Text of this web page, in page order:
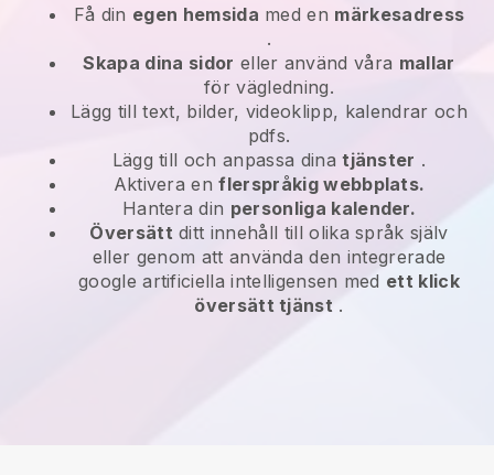
Få din egen hemsida med en märkesadress
.
Skapa dina sidor eller använd våra mallar
för vägledning.
Lägg till text, bilder, videoklipp, kalendrar och
pdfs.
Lägg till och anpassa dinatjänster .
Aktivera enflerspråkig webbplats.
Hantera din personliga kalender.
Översätt ditt innehåll till olika språk själv
eller genom att använda den integrerade
google artificiella intelligensen med ett klick
översätt tjänst .